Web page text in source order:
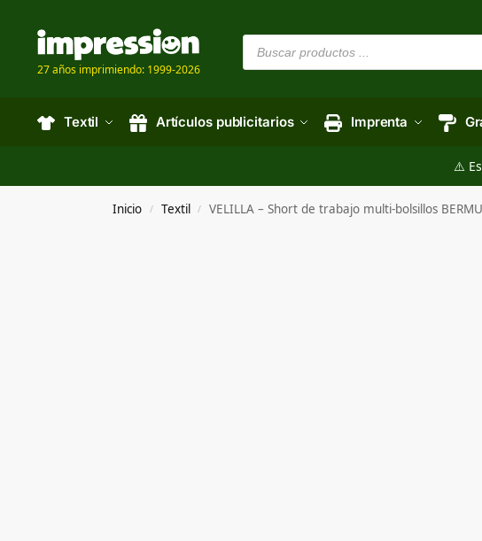
27 años imprimiendo: 1999-2026
Textil Artículos publicitarios Imprenta
⚠️
Inicio / Textil / VELILLA – Short de trabajo multi-bolsillos